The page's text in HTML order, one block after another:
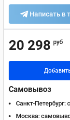
Написать в
20 298 руб
Самовывоз
Санкт-Петербург:
Москва: